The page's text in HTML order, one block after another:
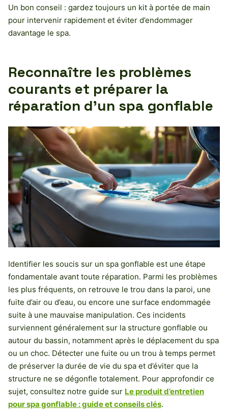
Un bon conseil : gardez toujours un kit à portée de main
pour intervenir rapidement et éviter d’endommager
davantage le spa.
Reconnaître les problèmes
courants et préparer la
réparation d’un spa gonflable
Identifier les soucis sur un spa gonflable est une étape
fondamentale avant toute réparation. Parmi les problèmes
les plus fréquents, on retrouve le trou dans la paroi, une
fuite d’air ou d’eau, ou encore une surface endommagée
suite à une mauvaise manipulation. Ces incidents
surviennent généralement sur la structure gonflable ou
autour du bassin, notamment après le déplacement du spa
ou un choc. Détecter une fuite ou un trou à temps permet
de préserver la durée de vie du spa et d’éviter que la
structure ne se dégonfle totalement. Pour approfondir ce
sujet, consultez notre guide sur Le produit d’entretien
pour spa gonflable : guide et conseils clés.